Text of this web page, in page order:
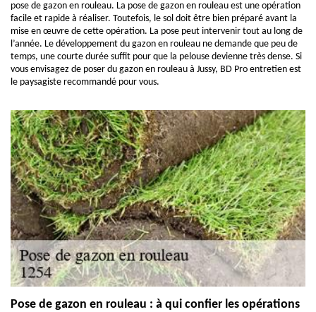
pose de gazon en rouleau. La pose de gazon en rouleau est une opération
facile et rapide à réaliser. Toutefois, le sol doit être bien préparé avant la
mise en œuvre de cette opération. La pose peut intervenir tout au long de
l’année. Le développement du gazon en rouleau ne demande que peu de
temps, une courte durée suffit pour que la pelouse devienne très dense. Si
vous envisagez de poser du gazon en rouleau à Jussy, BD Pro entretien est
le paysagiste recommandé pour vous.
Pose de gazon en rouleau : à qui confier les opérations